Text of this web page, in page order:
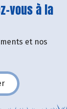
vous à la
et nos